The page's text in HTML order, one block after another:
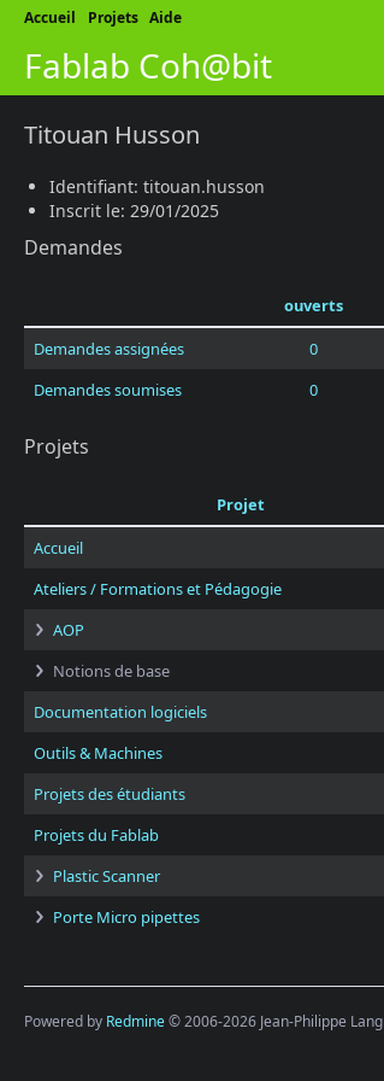
Accueil Projets Aide
Fablab Coh@bit
Titouan Husson
Identifiant: titouan.husson
Inscrit le: 29/01/2025
Demandes
ouverts
Demandes assignées
0
Demandes soumises
0
Projets
Projet
Accueil
Ateliers / Formations et Pédagogie
AOP
Notions de base
Documentation logiciels
Outils & Machines
Projets des étudiants
Projets du Fablab
Plastic Scanner
Porte Micro pipettes
Powered by Redmine© 2006-2026 Jean-Philippe Lang